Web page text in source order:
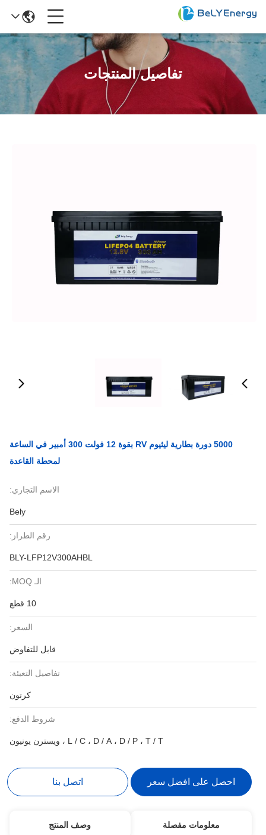
تفاصيل المنتجات
5000 دورة بطارية ليثيوم RV بقوة 12 فولت 300 أمبير في الساعة
لمحطة القاعدة
الاسم التجاري:
Bely
رقم الطراز:
BLY-LFP12V300AHBL
الـ MOQ:
10 قطع
السعر:
قابل للتفاوض
تفاصيل التعبئة:
كرتون
شروط الدفع:
L / C ، D / A ، D / P ، T / T ، ويسترن يونيون
احصل على افضل سعر اتصل بنا
معلومات مفصلة وصف المنتج